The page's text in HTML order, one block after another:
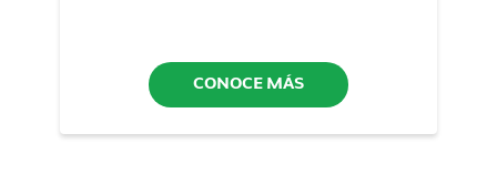
CONOCE MÁS